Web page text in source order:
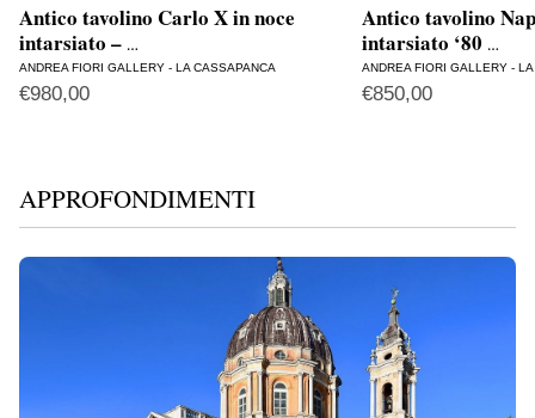
Antico tavolino Carlo X in noce
intarsiato – …
ANDREA FIORI GALLERY - LA CASSAPANCA
€980,00
Antico tavolino
intarsiato ‘80 …
ANDREA FIORI GALLERY -
€850,00
APPROFONDIMENTI